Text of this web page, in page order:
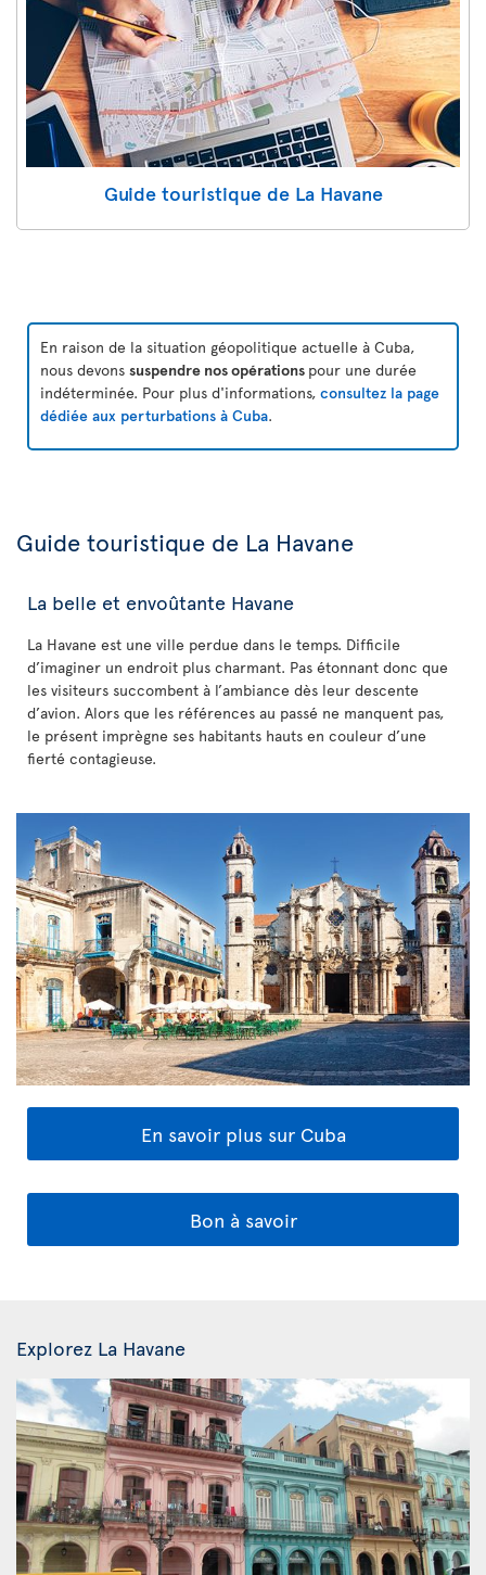
Guide touristique de La Havane
En raison de la situation géopolitique actuelle à Cuba,
nous devons suspendre nos opérations pour une durée
indéterminée. Pour plus d'informations, consultez la page
dédiée aux perturbations à Cuba.
Guide touristique de La Havane
La belle et envoûtante Havane
La Havane est une ville perdue dans le temps. Difficile
d’imaginer un endroit plus charmant. Pas étonnant donc que
les visiteurs succombent à l’ambiance dès leur descente
d’avion. Alors que les références au passé ne manquent pas,
le présent imprègne ses habitants hauts en couleur d’une
fierté contagieuse.
En savoir plus sur Cuba
Bon à savoir
Explorez La Havane